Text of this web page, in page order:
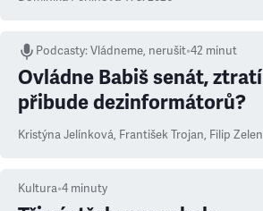
Podcasty:Vládneme, nerušit•42 minut
Ovládne Babiš senát,
přibude dezinformátorů?
Kristýna Jelínková, František Trojan, Filip
Kultura•4 minuty